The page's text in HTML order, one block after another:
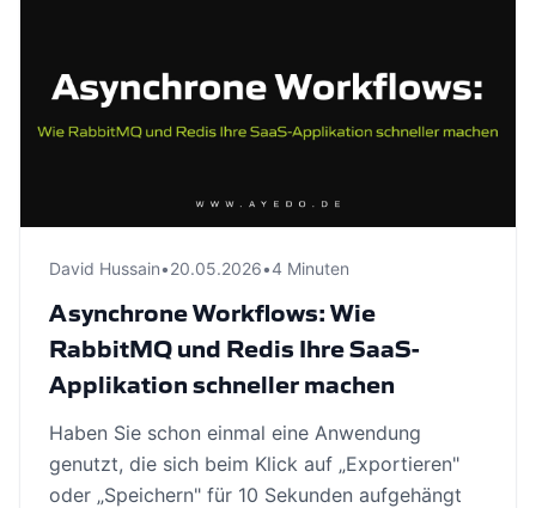
David Hussain•20.05.2026•4 Minuten
Asynchrone Workflows: Wie
RabbitMQ und Redis Ihre SaaS-
Applikation schneller machen
Haben Sie schon einmal eine Anwendung
genutzt, die sich beim Klick auf „Exportieren"
oder „Speichern" für 10 Sekunden aufgehängt